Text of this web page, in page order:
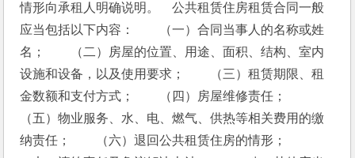
情形向承租人明确说明。　公共租赁住房租赁合同一般
应当包括以下内容：　　（一）合同当事人的名称或姓
名；　　（二）房屋的位置、用途、面积、结构、室内
设施和设备，以及使用要求；　　（三）租赁期限、租
金数额和支付方式；　　（四）房屋维修责任；
（五）物业服务、水、电、燃气、供热等相关费用的缴
纳责任；　　（六）退回公共租赁住房的情形；